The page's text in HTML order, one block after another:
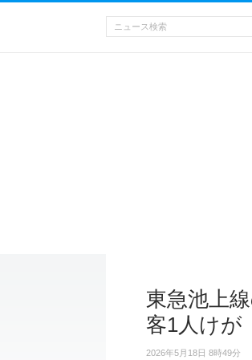
東急池上
客1人けが
2026年5月18日 8時49分